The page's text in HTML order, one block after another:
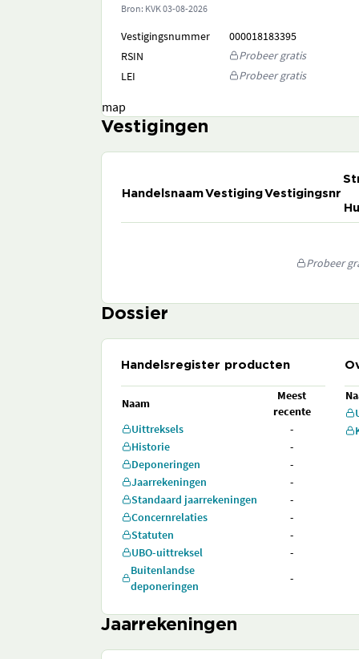
Bron: KVK03-08-2026
Vestigingsnummer
000018183395
RSIN
Probeer gratis
LEI
Probeer gratis
map
Vestigingen
HandelsnaamVestigingVestigingsnr
Probeer
Dossier
Handelsregister producten
Naam
Meest
recente
Uittreksels
-
Historie
-
Deponeringen
-
Jaarrekeningen
-
Standaard jaarrekeningen
-
Concernrelaties
-
Statuten
-
UBO-uittreksel
-
Buitenlandse
deponeringen
-
Jaarrekeningen